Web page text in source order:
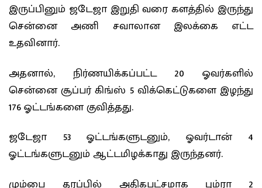
இருப்பினும் ஜடேஜா இறுதி வரை களத்தில் இருந்து
சென்னை அணி சவாலான இலக்கை எட்ட
உதவினார்.
அதனால், நிர்ணயிக்கப்பட்ட 20 ஓவர்களில்
சென்னை சூப்பர் கிங்ஸ் 5 விக்கெட்டுகளை இழந்து
176 ஓட்டங்கள‍ை குவித்தது.
ஜடேஜா 53 ஓட்டங்களுடனும், ஓவர்டான் 4
ஓட்டங்களுடனும் ஆட்டமிழக்காது இருந்தனர்.
மும்பை தரப்பில் அதிகபட்சமாக பும்ரா 2